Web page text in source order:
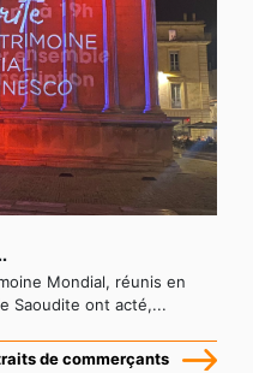
Mondial, réunis en
Saoudite ont acté,...
de commerçants